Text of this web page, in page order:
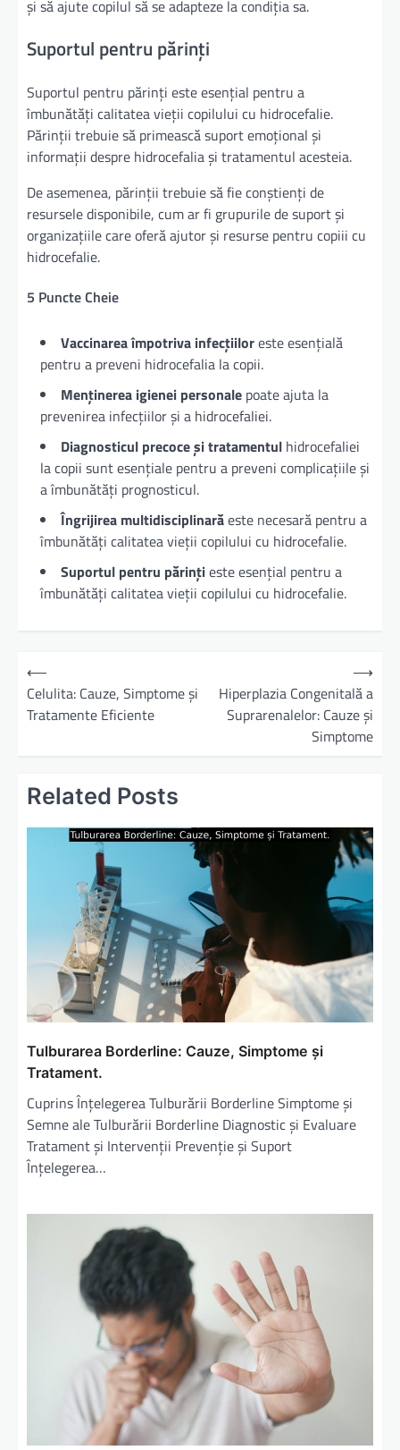
și să ajute copilul să se adapteze la condiția sa.
Suportul pentru părinți
Suportul pentru părinți este esențial pentru a
îmbunătăți calitatea vieții copilului cu hidrocefalie.
Părinții trebuie să primească suport emoțional și
informații despre hidrocefalia și tratamentul acesteia.
De asemenea, părinții trebuie să fie conștienți de
resursele disponibile, cum ar fi grupurile de suport și
organizațiile care oferă ajutor și resurse pentru copiii cu
hidrocefalie.
5 Puncte Cheie
Vaccinarea împotriva infecțiiloreste esențială
pentru a preveni hidrocefalia la copii.
Menținerea igienei personale poate ajuta la
prevenirea infecțiilor și a hidrocefaliei.
Diagnosticul precoce și tratamentul hidrocefaliei
la copii sunt esențiale pentru a preveni complicațiile și
a îmbunătăți prognosticul.
Îngrijirea multidisciplinarăeste necesară pentru a
îmbunătăți calitatea vieții copilului cu hidrocefalie.
Suportul pentru părințieste esențial pentru a
îmbunătăți calitatea vieții copilului cu hidrocefalie.
N⟵
Celulita: Cauze, Simptome și
Tratamente Eficiente
Hiperplazia Congenitală a
Suprarenalelor: Cauze și
Simptome
⟶
Related Posts
Tulburarea Borderline: Cauze, Simptome și
Tratament.
Cuprins Înțelegerea Tulburării Borderline Simptome și
Semne ale Tulburării Borderline Diagnostic și Evaluare
Tratament și Intervenții Prevenție și Suport
Înțelegerea…